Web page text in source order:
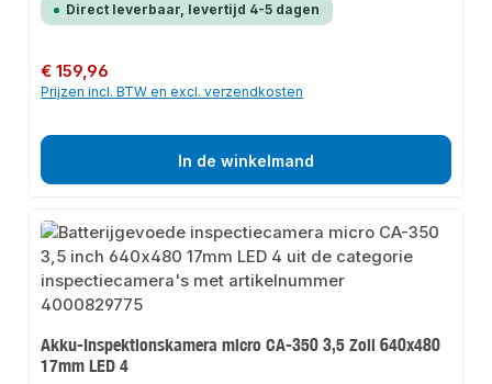
Direct leverbaar, levertijd 4-5 dagen
Normale prijs:
€ 159,96
Prijzen incl. BTW en excl. verzendkosten
In de winkelmand
Akku-Inspektionskamera micro CA-350 3,5 Zoll 640x480
17mm LED 4